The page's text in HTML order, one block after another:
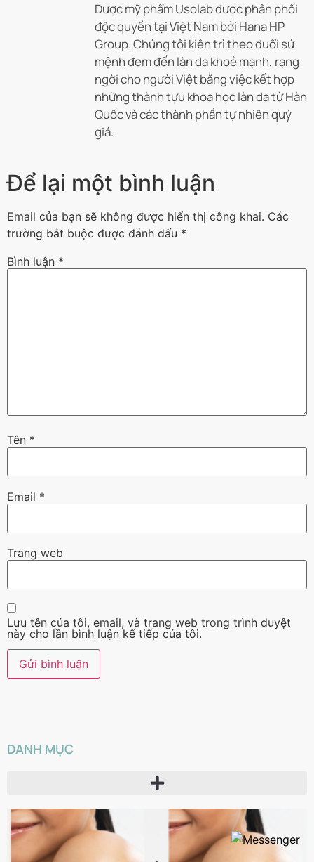
Dược mỹ phẩm Usolab được phân phối
độc quyền tại Việt Nam bởi Hana HP
Group. Chúng tôi kiên trì theo đuổi sứ
mệnh đem đến làn da khoẻ mạnh, rạng
ngời cho người Việt bằng việc kết hợp
những thành tựu khoa học làn da từ Hàn
Quốc và các thành phần tự nhiên quý
giá.
Để lại một bình luận
Email của bạn sẽ không được hiển thị công khai. Các
trường bắt buộc được đánh dấu *
Bình luận *
Tên *
Email *
Trang web
Lưu tên của tôi, email, và trang web trong trình duyệt
này cho lần bình luận kế tiếp của tôi.
DANH MỤC